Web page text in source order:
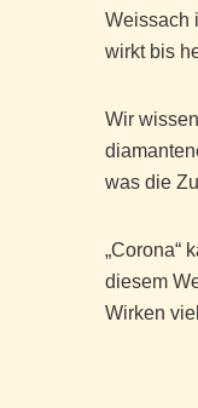
Weissach
wirkt bis
Wir
was die
„Corona“
diesem
Wirken